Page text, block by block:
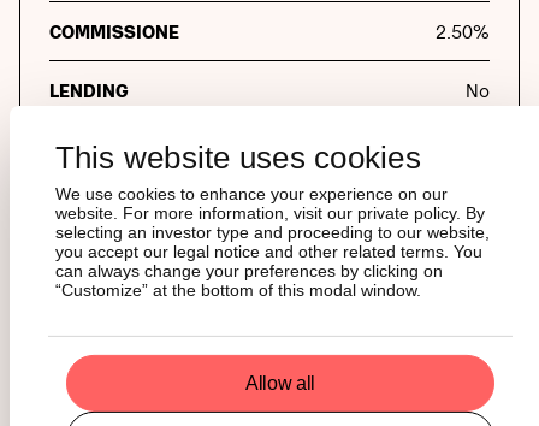
This website uses cookies
We use cookies to enhance your experience on our
website. For more information, visit our private policy. By
selecting an investor type and proceeding to our website,
you accept our legal notice and other related terms. You
can always change your preferences by clicking on
“Customize” at the bottom of this modal window.
Allow all
COMMISSIONE 2.50%
LENDING No
Fornitori di servizi
AUTHORIZED PARTICIPANTS
GARANTE
The Law Debenture Trust Corporation PLC